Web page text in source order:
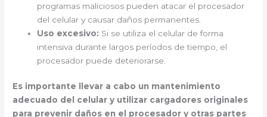
programas maliciosos pueden atacar el procesador
del celular y causar daños permanentes.
Uso excesivo: Si se utiliza el celular de forma
intensiva durante largos períodos de tiempo, el
procesador puede deteriorarse.
Es importante llevar a cabo un mantenimiento
adecuado del celular y utilizar cargadores originales
para prevenir daños en el procesador y otras partes